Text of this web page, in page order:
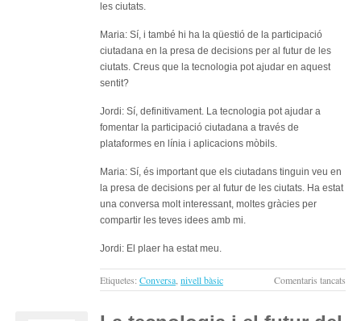
les ciutats.
Maria: Sí, i també hi ha la qüestió de la participació
ciutadana en la presa de decisions per al futur de les
ciutats. Creus que la tecnologia pot ajudar en aquest
sentit?
Jordi: Sí, definitivament. La tecnologia pot ajudar a
fomentar la participació ciutadana a través de
plataformes en línia i aplicacions mòbils.
Maria: Sí, és important que els ciutadans tinguin veu en
la presa de decisions per al futur de les ciutats. Ha estat
una conversa molt interessant, moltes gràcies per
compartir les teves idees amb mi.
Jordi: El plaer ha estat meu.
Etiquetes: Conversa nivell bàsic Comentaris tancats
La